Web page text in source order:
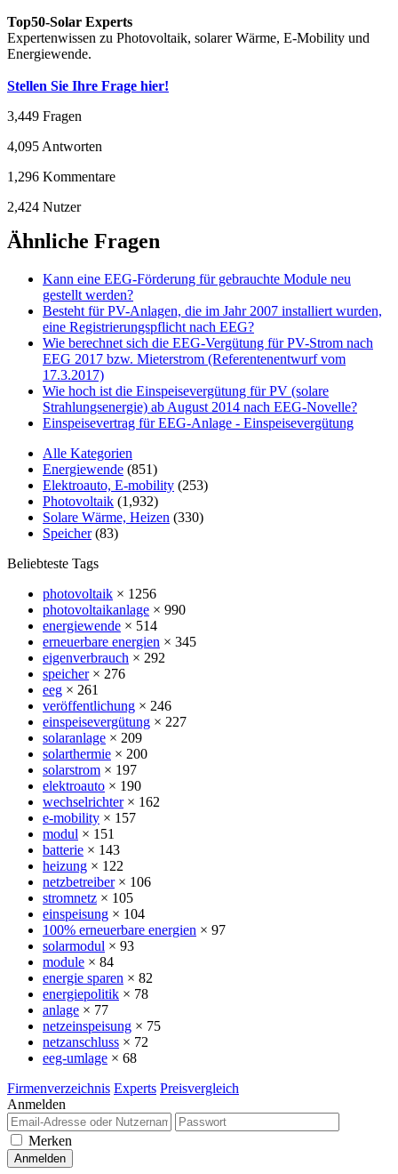
Top50-Solar Experts
Expertenwissen zu Photovoltaik, solarer Wärme, E-Mobility und
Energiewende.
Stellen Sie Ihre Frage hier!
3,449 Fragen
4,095 Antworten
1,296 Kommentare
2,424 Nutzer
Ähnliche Fragen
Kann eine EEG-Förderung für gebrauchte Module neu
gestellt werden?
Besteht für PV-Anlagen, die im Jahr 2007 installiert wurden,
eine Registrierungspflicht nach EEG?
Wie berechnet sich die EEG-Vergütung für PV-Strom nach
EEG 2017 bzw. Mieterstrom (Referentenentwurf vom
17.3.2017)
Wie hoch ist die Einspeisevergütung für PV (solare
Strahlungsenergie) ab August 2014 nach EEG-Novelle?
Einspeisevertrag für EEG-Anlage - Einspeisevergütung
Alle Kategorien
Energiewende (851)
Elektroauto, E-mobility (253)
Photovoltaik (1,932)
Solare Wärme, Heizen (330)
Speicher (83)
Beliebteste Tags
photovoltaik × 1256
photovoltaikanlage × 990
energiewende × 514
erneuerbare energien × 345
eigenverbrauch × 292
speicher× 276
eeg × 261
veröffentlichung × 246
einspeisevergütung × 227
solaranlage × 209
solarthermie × 200
solarstrom × 197
elektroauto × 190
wechselrichter× 162
e-mobility × 157
modul × 151
batterie × 143
heizung × 122
netzbetreiber× 106
stromnetz × 105
einspeisung × 104
100% erneuerbare energien × 97
solarmodul × 93
module × 84
energie sparen × 82
energiepolitik × 78
anlage × 77
netzeinspeisung × 75
netzanschluss × 72
eeg-umlage × 68
Firmenverzeichnis Experts Preisvergleich
Anmelden
Merken